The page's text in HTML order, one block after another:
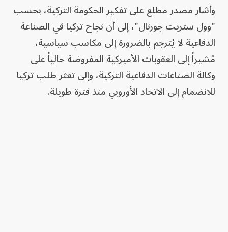
وأشار مصدر مطلع على تفكير الحكومة التركية، بحسب
"وول ستريت جورنال"، إلى أن نجاح تركيا في الصناعة
الدفاعية لا يُترجم بالضرورة إلى مكاسب سياسية،
مُشيراً إلى العقوبات الأميركية المفروضة حالياً على
وكالة الصناعات الدفاعية التركية، وإلى تعثر طلب تركيا
للانضمام إلى الاتحاد الأوروبي منذ فترة طويلة.